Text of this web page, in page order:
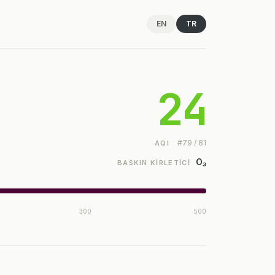
EN TR
24
AQI #79 / 81
BASKIN KIRLETICI O₃
300 500